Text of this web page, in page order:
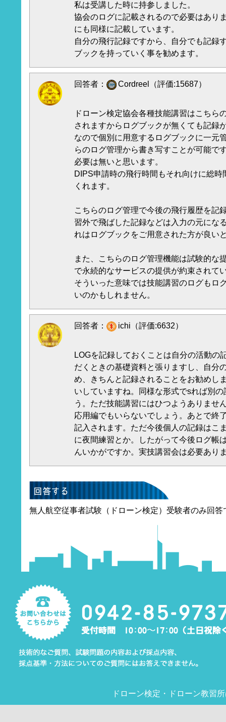
私は受講した時に持参しました。
協会のログに記載されるので必要はあり
にも同様に記載しています。
自分の飛行記録ですから、自分でも記録
ブックを持っていく事を勧めます。
回答者： Cordreel（評価:15687）
ドローン検定協会各種技能講習はこちら
されますからログブックが無くても記録
なので個別に用意するログブックに一元
らのログ管理から書き写すことが可能で
必要は無いと思います。
DIPS申請時の飛行時間もそれ向けに総
くれます。
こちらのログ管理で今後の飛行履歴を記
習外で飛ばした記録などは入力の元にな
れはログブックをご用意された方が良い
また、こちらのログ管理機能は試験的な
で永続的なサービスの提供が約束されて
そういった意味では技能講習のログもロ
いのかもしれません。
回答者： ichi（評価:6632）
LOGを記録しておくことは自分の活動の
だくときの基礎資料と張りますし、自分
め、きちんと記録されることをお勧めし
いしていますね。同様な形式でsれば別
う。ただ技能講習にはひつようありませ
応用編でもいらないでしょう。あとで終
記入されます。ただ今後個人の記録はこ
に夜間練習とか。したがって今後ログ帳
んいかがですか。実技講習会は必要あり
無人航空従事者試験（ドローン検定）受験者のみ回答
ドローン検定 ・ ドローン教習所